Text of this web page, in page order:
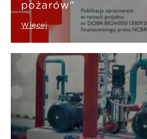
pożarów”
Więcej